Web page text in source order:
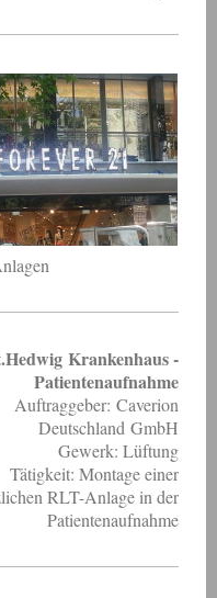
Krankenhaus -
Patientenaufnahme
Auftraggeber: Caverion
Deutschland GmbH
Gewerk: Lüftung
Tätigkeit: Montage einer
RLT-Anlage in der
Patientenaufnahme